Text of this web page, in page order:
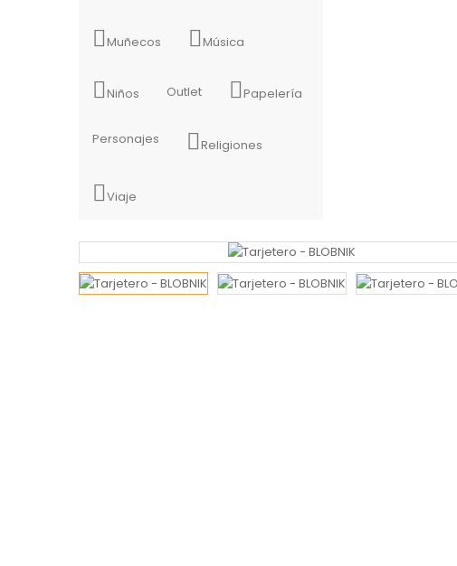
Muñecos Música
Niños Outlet Papelería
Personajes Religiones
Viaje